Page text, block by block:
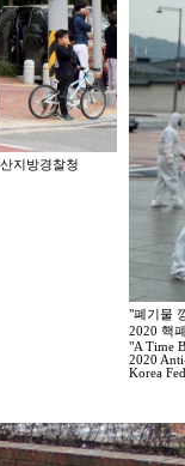
지방경찰청
"폐기물
2020 핵
"A Time
2020
Korea